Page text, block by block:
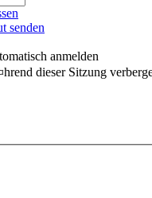
senden
anmelden
dieser Sitzung